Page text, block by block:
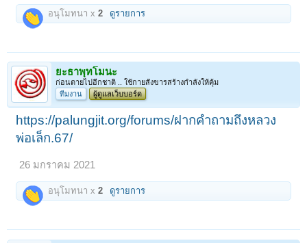
อนุโมทนา x2 ดูรายการ
ยะธาพุทโมนะ
ก่อนตายไปอีกชาติ .. ใช้กายสังขารสร้างกำลังให้คุ้ม
ทีมงาน
ผู้ดูแลเว็บบอร์ด
https://palungjit.org/forums/ฝากคำถามถึงหลวง
พ่อเล็ก.67/
26 มกราคม 2021
อนุโมทนา x2 ดูรายการ